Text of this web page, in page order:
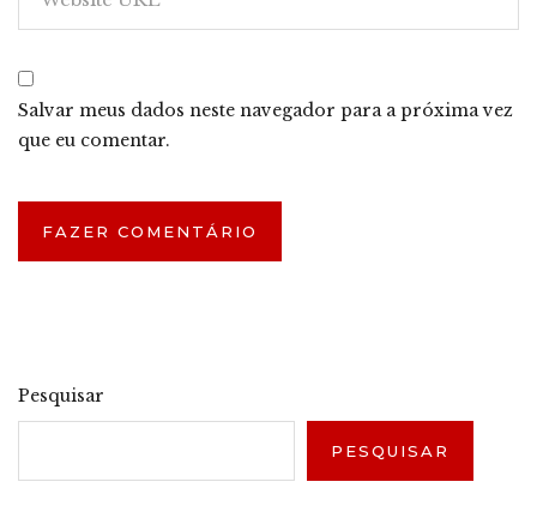
Salvar meus dados neste navegador para a próxima vez
que eu comentar.
Pesquisar
PESQUISAR